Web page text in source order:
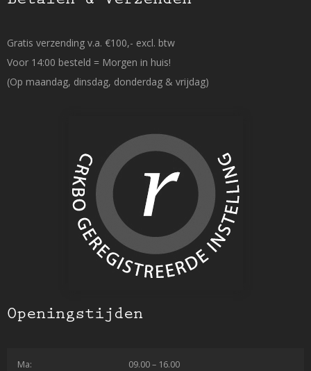
Gratis verzending v.a. €100,- excl. btw
Voor 14:00 besteld = Morgen in huis!
(Op maandag, dinsdag, donderdag & vrijdag)
Openingstijden
Ma: 09.00 – 16.00